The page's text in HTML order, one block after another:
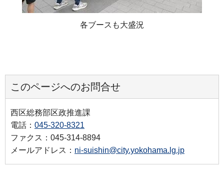
各ブースも大盛況
このページへのお問合せ
西区総務部区政推進課
電話： 045-320-8321
ファクス：045-314-8894
メールアドレス： ni-suishin@city.yokohama.lg.jp